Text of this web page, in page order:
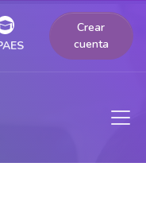
Crear
cuenta